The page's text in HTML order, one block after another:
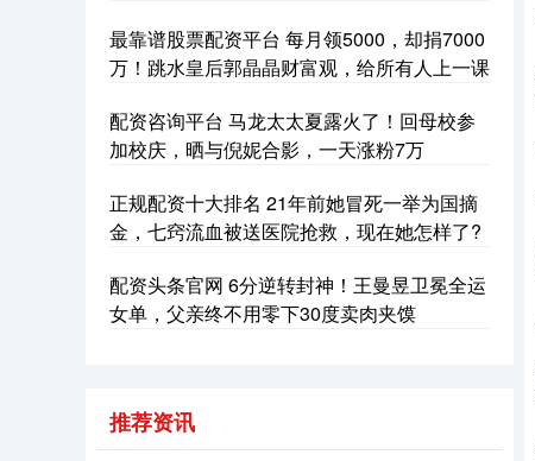
北证50
最靠谱股票配资平台 每月领5000，却捐7000
万！跳水皇后郭晶晶财富观，给所有人上一课
配资咨询平台 马龙太太夏露火了！回母校参
加校庆，晒与倪妮合影，一天涨粉7万
正规配资十大排名 21年前她冒死一举为国摘
金，七窍流血被送医院抢救，现在她怎样了?
配资头条官网 6分逆转封神！王曼昱卫冕全运
女单，父亲终不用零下30度卖肉夹馍
推荐资讯